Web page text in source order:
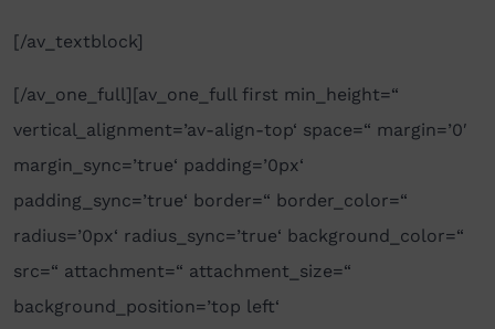
[/av_textblock]
[/av_one_full][av_one_full first min_height=“
vertical_alignment=’av-align-top‘ space=“ margin=’0′
margin_sync=’true‘ padding=’0px‘
padding_sync=’true‘ border=“ border_color=“
radius=’0px‘ radius_sync=’true‘ background_color=“
src=“ attachment=“ attachment_size=“
background_position=’top left‘